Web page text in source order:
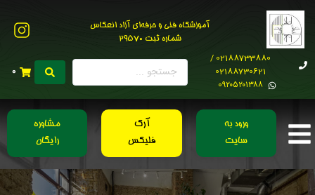
آموزشگاه فنی و حرفه‌ای آزاد انعکاس
شماره ثبت 29570
02188733880 /
02188730621
0۹۲۰۵۲۰۱۳۸۸
0
ورود به
سایت
آرک
فلیکس
مشاوره
رایگان